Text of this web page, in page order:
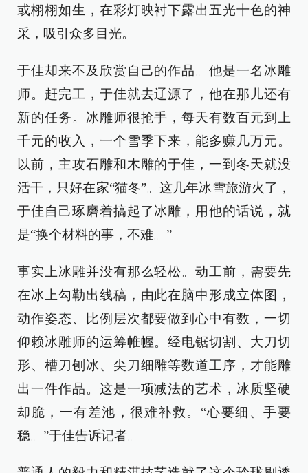
或栩栩如生，在彩灯映衬下露出五光十色的神
采，吸引众多目光。
于佳却来不及欣赏自己的作品。他是一名冰雕
师。赶完工，于佳就去辽源了，他在那儿还有
新的任务。冰雕师很抢手，每天有数百元到上
千元的收入，一个雪季下来，能多赚几万元。
以前，主攻石雕和木雕的于佳，一到冬天就没
活干，只好在家“猫冬”。这几年冰雪旅游火了，
于佳自己琢磨着搞起了冰雕，用他的话说，就
是“换个材料的事，不难。”
事实上冰雕并没有那么轻松。动工前，需要先
在冰上勾勒出线稿，由此在脑中形成立体图，
动作姿态、比例层次都要做到心中有数，一切
仰赖冰雕师的运筹帷幄。经电锯切割、大刀切
形、槽刀刨冰、尖刀细雕等数道工序，才能雕
出一件作品。这是一项减法的艺术，冰质坚硬
却脆，一有差池，很难补救。“心要细、手要
稳。”于佳告诉记者。